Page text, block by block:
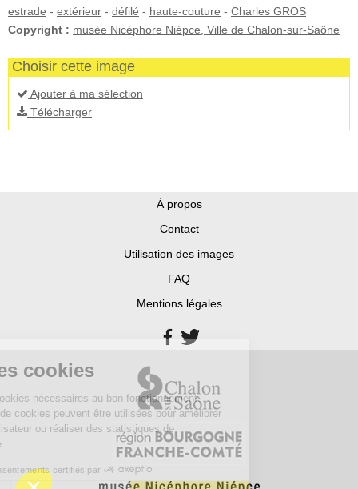
estrade - extérieur - défilé - haute-couture - Charles GROS
Copyright : musée Nicéphore Niépce, Ville de Chalon-sur-Saône
Choisir cette image
Ajouter à ma sélection
Télécharger
À propos
Contact
Utilisation des images
FAQ
Mentions légales
des cookies
des cookies nécessaires au bon fonctionnement.
catégories de cookies peuvent être utilisées pour améliorer
utilisateur ou réaliser des statistiques de
du site.
Consentements certifiés par